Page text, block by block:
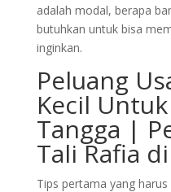
adalah modal, berapa
butuhkan untuk bisa
inginkan.
Peluang
Kecil
Tangga |
Tali Rafia
Tips pertama yang